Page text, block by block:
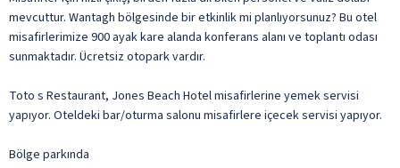
mevcuttur. Wantagh bölgesinde bir etkinlik mi planlıyorsunuz? Bu otel
misafirlerimize 900 ayak kare alanda konferans alanı ve toplantı odası
sunmaktadır. Ücretsiz otopark vardır.
Toto s Restaurant, Jones Beach Hotel misafirlerine yemek servisi
yapıyor. Oteldeki bar/oturma salonu misafirlere içecek servisi yapıyor.
Bölge parkında